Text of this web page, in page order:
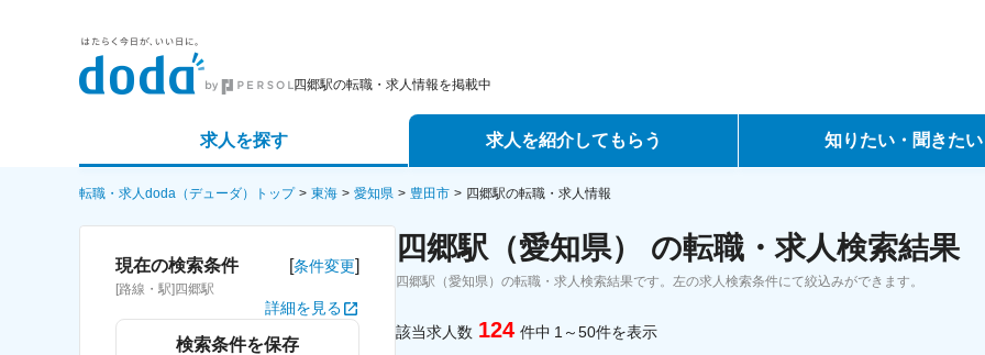
四郷駅の転職・求人情報を掲載中
求人を探す
詳細条件から探す
求人特集から探す
求人を紹介してもらう
エージェントサービス
スカウトサービス
知りたい・聞きたい
データで見る転職
転職・求人doda（デューダ）トップ 東海 愛知県 豊田市 四郷駅の転職・求人情報
現在の検索条件 [条件変更]
[路線・駅]四郷駅
詳細を見る
検索条件を保存
四郷駅（愛知県） の転職・求人検索結果
四郷駅（愛知県）の転職・求人検索結果です。左の求人検索条件にて絞込みができます。
該当求人数 124 件中 1～50件を表示